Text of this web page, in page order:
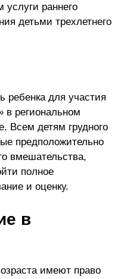
услуги раннего
детьми трехлетнего
ребенка для участия
в региональном
Всем детям грудного
предположительно
вмешательства,
полное
и оценку.
в
имеют право